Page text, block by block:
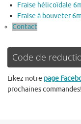
Fraise hélicoïdale
Fraise à bouveter
Contact
Code de
Likez notre page
prochaines commandes!